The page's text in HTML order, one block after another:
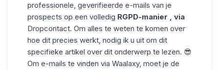
professionele, geverifieerde e-mails van je
prospects op een volledig RGPD-manier , via
Dropcontact. Om alles te weten te komen over
hoe dit precies werkt, nodig ik u uit om dit
specifieke artikel over dit onderwerp te lezen. 😎
Om e-mails te vinden via Waalaxy, moet je de